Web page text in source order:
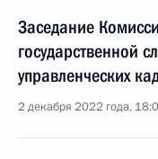
Заседание
государственной
управленческих
2 декабря 2022 года,